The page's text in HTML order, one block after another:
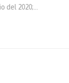
del 2020;…